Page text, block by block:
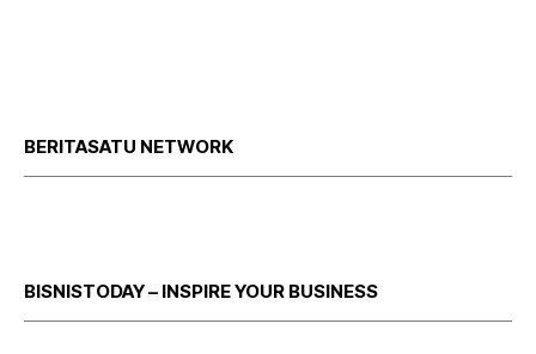
BERITASATU NETWORK
BISNISTODAY – INSPIRE YOUR BUSINESS